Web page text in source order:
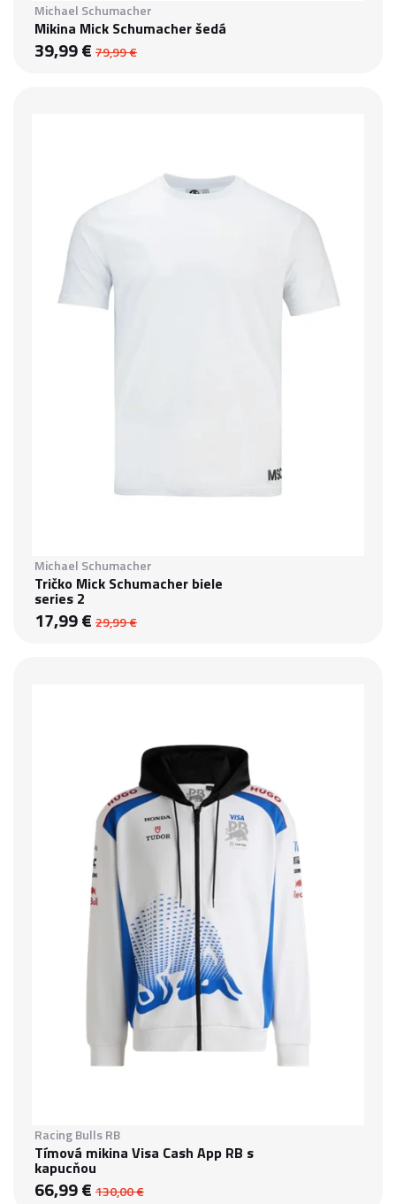
Michael Schumacher
Mikina Mick Schumacher šedá
39,99 € 79,99 €
Michael Schumacher
Tričko Mick Schumacher biele
series 2
17,99 € 29,99 €
Racing Bulls RB
Tímová mikina Visa Cash App RB s
kapucňou
66,99 € 130,00 €